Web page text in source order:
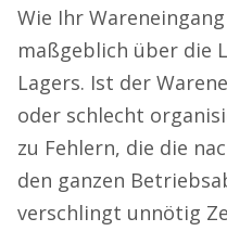
Wie Ihr
maßgeblich über die
Lagers. Ist der
oder schlecht
zu Fehlern, die die
den ganzen
verschlingt unnötig